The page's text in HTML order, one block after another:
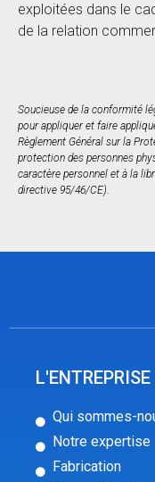
exploitées dans le
de la relation
Soucieuse de la conformité
pour appliquer et faire
Règlement Général sur la
protection des personnes
caractère personnel et à la
directive 95/46/CE).
L'ENTREPRISE
Qui sommes-
Notre expertise
Fabrication